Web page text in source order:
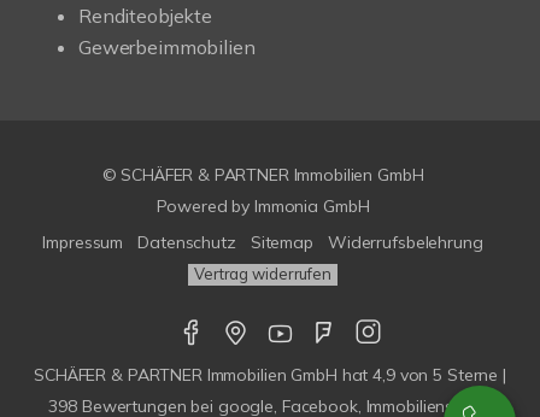
Renditeobjekte
Gewerbeimmobilien
© SCHÄFER & PARTNER Immobilien GmbH
Powered by Immonia GmbH
Impressum
Datenschutz Sitemap Widerrufsbelehrung
Vertrag widerrufen
SCHÄFER & PARTNER Immobilien GmbH hat4,9von5 Sterne |
398 Bewertungen bei google, Facebook, Immobilienscout,